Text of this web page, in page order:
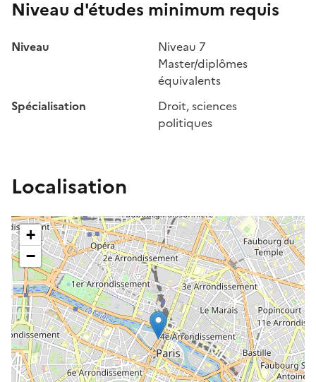
Niveau d'études minimum requis
Niveau
Niveau 7
Master/diplômes
équivalents
Spécialisation
Droit, sciences
politiques
Localisation
+
−